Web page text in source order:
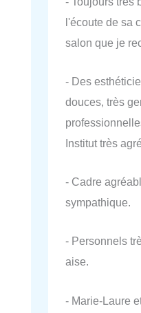
l'écoute de sa
salon que je
- Des
douces, très
Institut très
- Cadre
sympathique.
- Personnels
aise.
- Marie-Laure